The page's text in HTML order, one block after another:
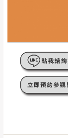
事，而危
或停止運
遇百貨周
無回收家
回收,免付
到貨
若非
如欲
有商
▪️訂單成立時
殺價，商品
予保留(訂單